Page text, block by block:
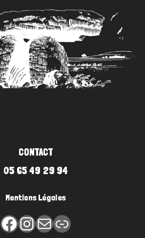
#6
CONTACT
05 65 49 29 94
Mentions Légales
FacebookInstagram
E-mail Lien